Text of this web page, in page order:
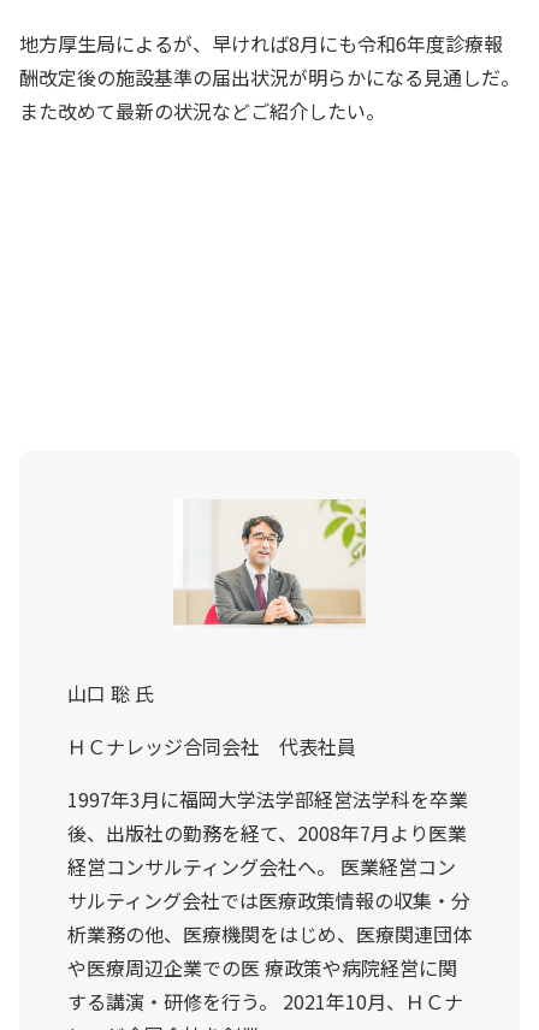
地方厚生局によるが、早ければ8月にも令和6年度診療報
酬改定後の施設基準の届出状況が明らかになる見通しだ。
また改めて最新の状況などご紹介したい。
山口 聡 氏
ＨＣナレッジ合同会社 代表社員
1997年3月に福岡大学法学部経営法学科を卒業
後、出版社の勤務を経て、2008年7月より医業
経営コンサルティング会社へ。 医業経営コン
サルティング会社では医療政策情報の収集・分
析業務の他、医療機関をはじめ、医療関連団体
や医療周辺企業での医 療政策や病院経営に関
する講演・研修を行う。 2021年10月、ＨＣナ